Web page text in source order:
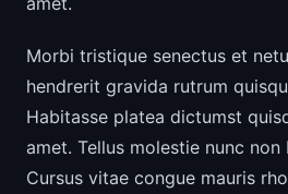
Morbi tristique senectus et
hendrerit gravida rutrum
Habitasse platea dictumst
amet. Tellus molestie nunc non
Cursus vitae congue mauris